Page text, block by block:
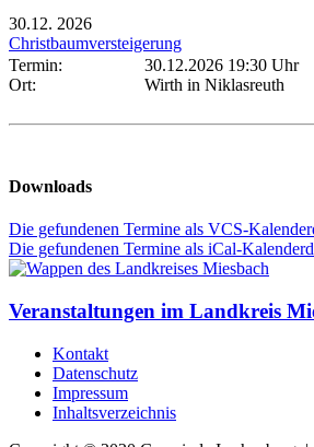
30.12. 2026
Christbaumversteigerung
Termin:
30.12.2026 19:30 Uhr
Ort:
Wirth in Niklasreuth
Downloads
Die gefundenen Termine als VCS-
Die gefundenen Termine als iCal-
Veranstaltungen im Landkreis
Kontakt
Datenschutz
Impressum
Inhaltsverzeichnis